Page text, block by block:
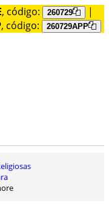
, código: 260729
|
, código: 260729APP